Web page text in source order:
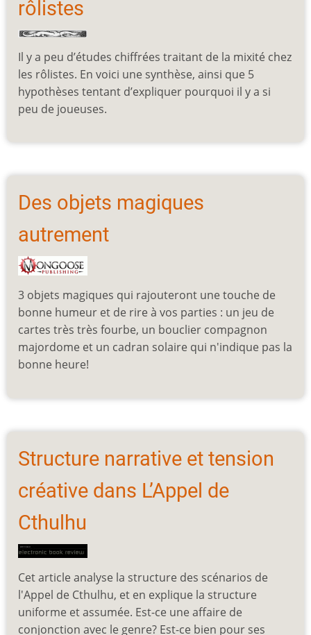
rôlistes
Il y a peu d’études chiffrées traitant de la mixité chez
les rôlistes. En voici une synthèse, ainsi que 5
hypothèses tentant d’expliquer pourquoi il y a si
peu de joueuses.
Des objets magiques
autrement
3 objets magiques qui rajouteront une touche de
bonne humeur et de rire à vos parties : un jeu de
cartes très très fourbe, un bouclier compagnon
majordome et un cadran solaire qui n'indique pas la
bonne heure!
Structure narrative et tension
créative dans L’Appel de
Cthulhu
Cet article analyse la structure des scénarios de
l'Appel de Cthulhu, et en explique la structure
uniforme et assumée. Est-ce une affaire de
conjonction avec le genre? Est-ce bien pour ses